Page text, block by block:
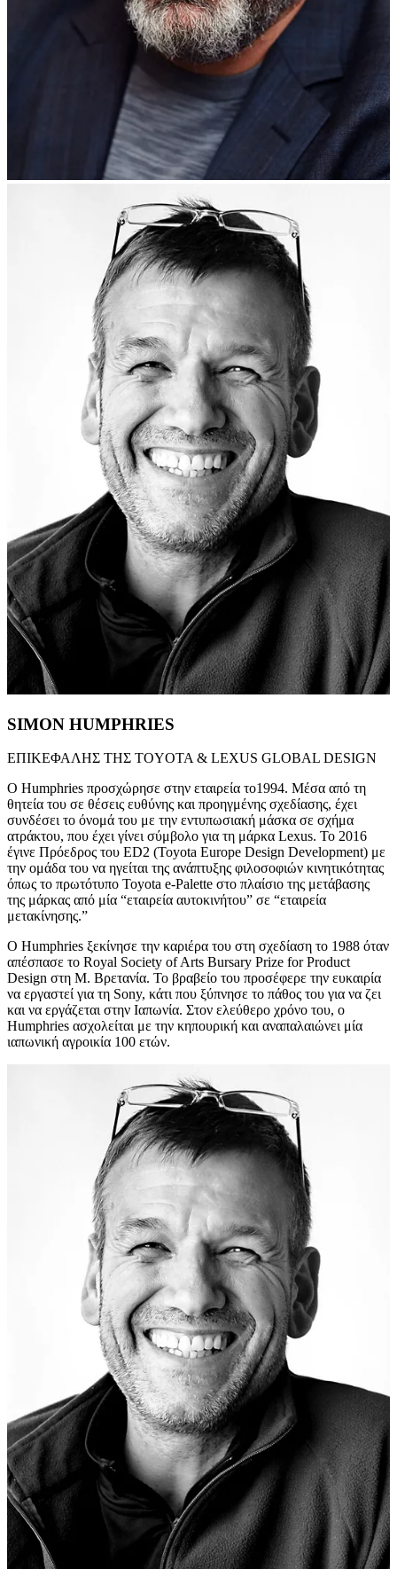
SIMON HUMPHRIES
ΕΠΙΚΕΦΑΛΗΣ ΤΗΣ TOYOTA & LEXUS GLOBAL DESIGN
Ο Humphries προσχώρησε στην εταιρεία το1994. Μέσα από τη
θητεία του σε θέσεις ευθύνης και προηγμένης σχεδίασης, έχει
συνδέσει το όνομά του με την εντυπωσιακή μάσκα σε σχήμα
ατράκτου, που έχει γίνει σύμβολο για τη μάρκα Lexus. Το 2016
έγινε Πρόεδρος του ED2 (Toyota Europe Design Development) με
την ομάδα του να ηγείται της ανάπτυξης φιλοσοφιών κινητικότητας
όπως το πρωτότυπο Toyota e-Palette στο πλαίσιο της μετάβασης
της μάρκας από μία “εταιρεία αυτοκινήτου” σε “εταιρεία
μετακίνησης.”
Ο Humphries ξεκίνησε την καριέρα του στη σχεδίαση το 1988 όταν
απέσπασε το Royal Society of Arts Bursary Prize for Product
Design στη Μ. Βρετανία. Το βραβείο του προσέφερε την ευκαιρία
να εργαστεί για τη Sony, κάτι που ξύπνησε το πάθος του για να ζει
και να εργάζεται στην Ιαπωνία. Στον ελεύθερο χρόνο του, ο
Humphries ασχολείται με την κηπουρική και αναπαλαιώνει μία
ιαπωνική αγροικία 100 ετών.